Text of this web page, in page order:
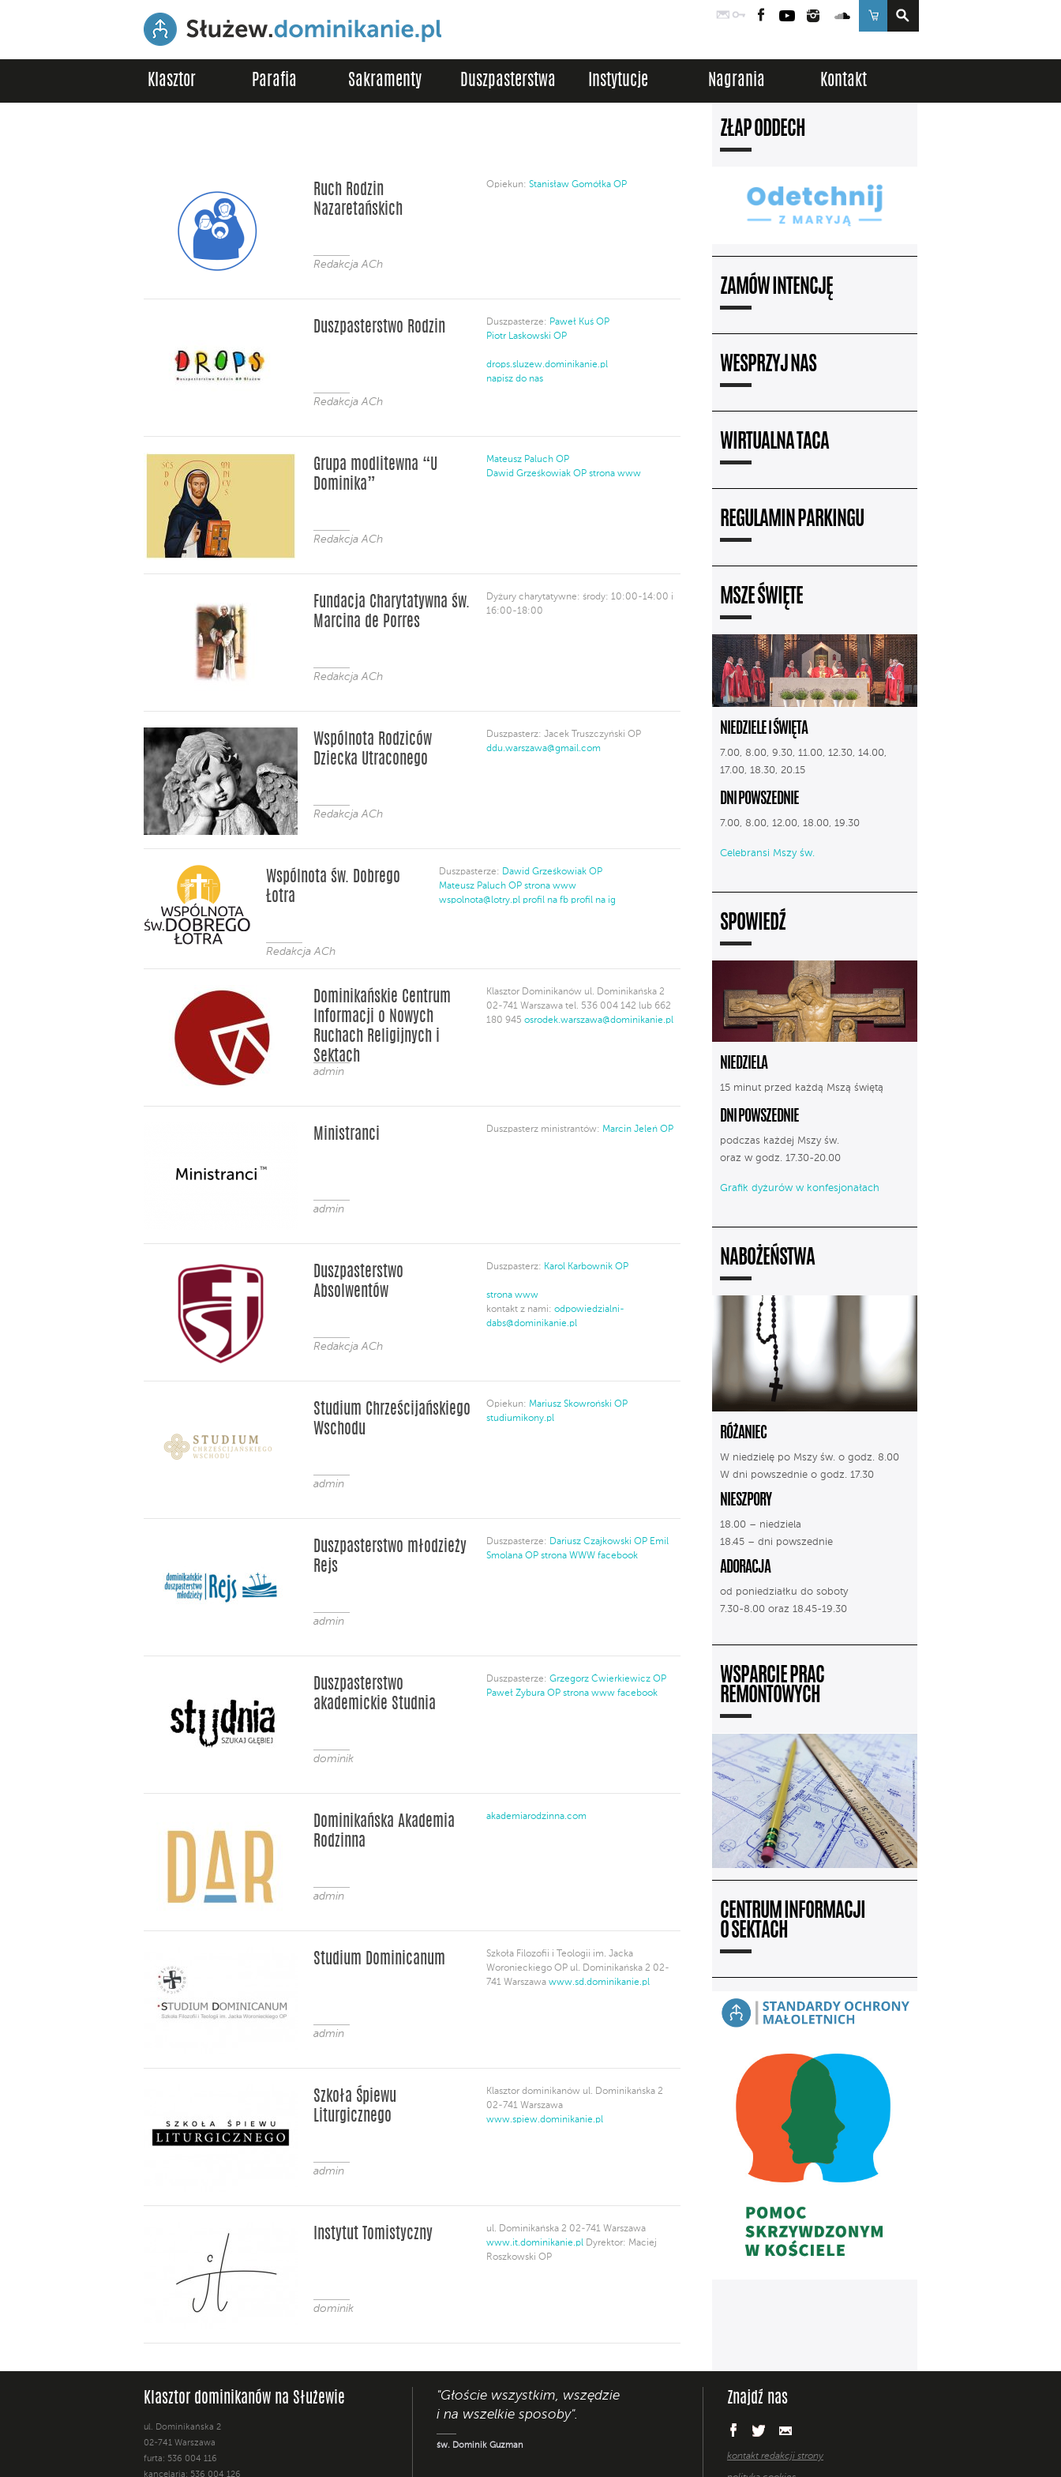
PocztaLogowanie
FacebookYouTubeInstagramSoundCloud
Sklep
Klasztor Parafia Sakramenty Duszpasterstwa Instytucje Nagrania Kontakt
Ruch Rodzin
Nazaretańskich
Redakcja ACh
Opiekun: Stanisław Gomółka OP
Duszpasterstwo Rodzin
Redakcja ACh
Duszpasterze: Paweł Kuś OP
Piotr Laskowski OP
drops.sluzew.dominikanie.pl
napisz do nas
Grupa modlitewna “U
Dominika”
Redakcja ACh
Mateusz Paluch OP
Dawid Grześkowiak OP strona www
Fundacja Charytatywna św.
Marcina de Porres
Redakcja ACh
Dyżury charytatywne: środy: 10:00-14:00 i
16:00-18:00
Wspólnota Rodziców
Dziecka Utraconego
Redakcja ACh
Duszpasterz: Jacek Truszczyński OP
ddu.warszawa@gmail.com
Wspólnota św. Dobrego
Łotra
Redakcja ACh
Duszpasterze: Dawid Grześkowiak OP
Mateusz Paluch OP strona www
wspolnota@lotry.pl profil na fb profil na ig
Dominikańskie Centrum
Informacji o Nowych
Ruchach Religijnych i
Sektach
admin
Klasztor Dominikanów ul. Dominikańska 2
02-741 Warszawa tel. 536 004 142 lub 662
180 945 osrodek.warszawa@dominikanie.pl
Ministranci
admin
Duszpasterz ministrantów: Marcin Jeleń OP
Duszpasterstwo
Absolwentów
Redakcja ACh
Duszpasterz: Karol Karbownik OP
strona www
kontakt z nami: odpowiedzialni-
dabs@dominikanie.pl
Studium Chrześcijańskiego
Wschodu
admin
Opiekun: Mariusz Skowroński OP
studiumikony.pl
Duszpasterstwo młodzieży
Rejs
admin
Duszpasterze: Dariusz Czajkowski OP Emil
Smolana OP strona WWW facebook
Duszpasterstwo
akademickie Studnia
dominik
Duszpasterze: Grzegorz Ćwierkiewicz OP
Paweł Zybura OP strona www facebook
Dominikańska Akademia
Rodzinna
admin
akademiarodzinna.com
Studium Dominicanum
admin
Szkoła Filozofii i Teologii im. Jacka
Woronieckiego OP ul. Dominikańska 2 02-
741 Warszawa www.sd.dominikanie.pl
Szkoła Śpiewu
Liturgicznego
admin
Klasztor dominikanów ul. Dominikańska 2
02-741 Warszawa
www.spiew.dominikanie.pl
Instytut Tomistyczny
dominik
ul. Dominikańska 2 02-741 Warszawa
www.it.dominikanie.pl Dyrektor: Maciej
Roszkowski OP
ZŁAP ODDECH
ZAMÓW INTENCJĘ
WESPRZYJ NAS
WIRTUALNA TACA
REGULAMIN PARKINGU
MSZE ŚWIĘTE
NIEDZIELE I ŚWIĘTA
7.00, 8.00, 9.30, 11.00, 12.30, 14.00,
17.00, 18.30, 20.15
DNI POWSZEDNIE
7.00, 8.00, 12.00, 18.00, 19.30
Celebransi Mszy św.
SPOWIEDŹ
NIEDZIELA
15 minut przed każdą Mszą świętą
DNI POWSZEDNIE
podczas każdej Mszy św.
oraz w godz. 17.30-20.00
Grafik dyżurów w konfesjonałach
NABOŻEŃSTWA
RÓŻANIEC
W niedzielę po Mszy św. o godz. 8.00
W dni powszednie o godz. 17.30
NIESZPORY
18.00 – niedziela
18.45 – dni powszednie
ADORACJA
od poniedziałku do soboty
7.30-8.00 oraz 18.45-19.30
WSPARCIE PRAC
REMONTOWYCH
CENTRUM INFORMACJI
O SEKTACH
Klasztor dominikanów na Służewie
ul. Dominikańska 2
02-741 Warszawa
furta: 536 004 116
kancelaria: 536 004 126
"Głoście wszystkim, wszędzie
i na wszelkie sposoby".
św. Dominik Guzman
Znajdź nas
kontakt redakcji strony